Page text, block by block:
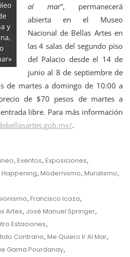
y
al mar”, permanecerá
abierta en el Museo
Nacional de Bellas Artes en
las 4 salas del segundo piso
del Palacio desde el 14 de
junio al 8 de septiembre de
de martes a domingo de 10:00 a
de $70 pesos de martes a
libre. Para más información
.
, Eventos, Exposiciones,
Happening, Modernismo, Muralismo,
, Francisco Icaza,
Artes, José Manuel Springer,
Estaciones,
Contrario, Me Quiero Ir Al Mar,
Gama Pourdanay,